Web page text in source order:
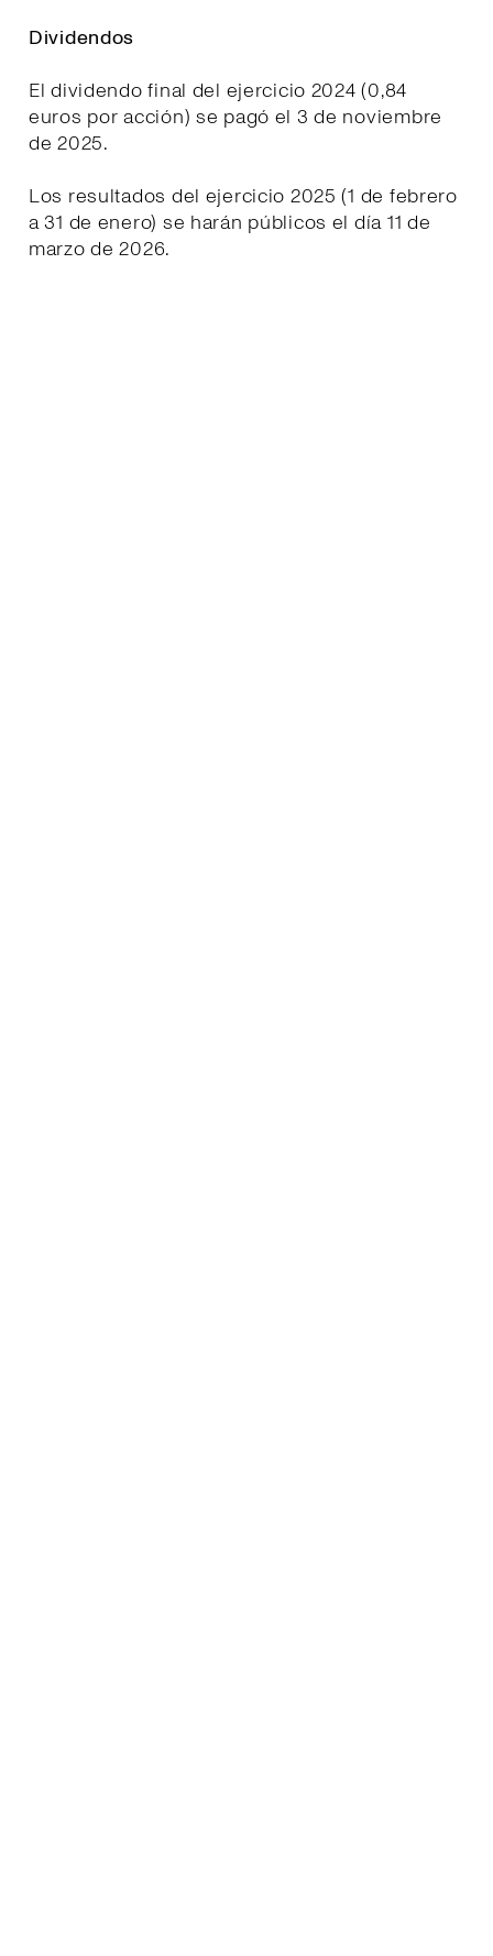
Dividendos
El dividendo final del ejercicio 2024 (0,84
euros por acción) se pagó el 3 de noviembre
de 2025.
Los resultados del ejercicio 2025 (1 de febrero
a 31 de enero) se harán públicos el día 11 de
marzo de 2026.